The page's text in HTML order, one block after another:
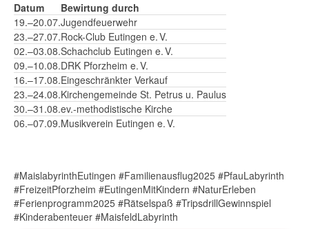
Datum
Bewirtung durch
19.–20.07.Jugendfeuerwehr
23.–27.07.Rock-Club Eutingen e. V.
02.–03.08.Schachclub Eutingen e. V.
09.–10.08.DRK Pforzheim e. V.
16.–17.08.Eingeschränkter Verkauf
23.–24.08.Kirchengemeinde St. Petrus u. Paulus
30.–31.08.ev.-methodistische Kirche
06.–07.09.Musikverein Eutingen e. V.
#MaislabyrinthEutingen #Familienausflug2025 #PfauLabyrinth
#FreizeitPforzheim #EutingenMitKindern #NaturErleben
#Ferienprogramm2025 #Rätselspaß #TripsdrillGewinnspiel
#Kinderabenteuer #MaisfeldLabyrinth